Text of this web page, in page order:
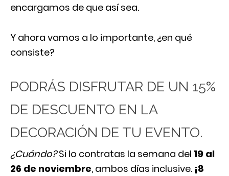
encargamos de que así sea.
Y ahora vamos a lo importante, ¿en qué
consiste?
PODRÁS DISFRUTAR DE UN 15%
DE DESCUENTO EN LA
DECORACIÓN DE TU EVENTO.
¿Cuándo?Si lo contratas la semana del 19 al
26 de noviembre, ambos días inclusive. ¡8